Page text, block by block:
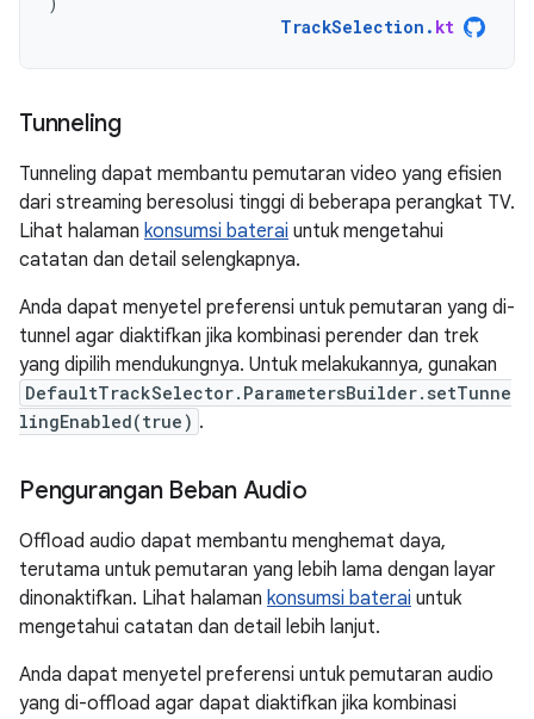
TrackSelection . kt
Tunneling
Tunneling dapat membantu pemutaran video yang efisien
dari streaming beresolusi tinggi di beberapa perangkat TV.
Lihat halaman konsumsi baterai untuk mengetahui
catatan dan detail selengkapnya.
Anda dapat menyetel preferensi untuk pemutaran yang di-
tunnel agar diaktifkan jika kombinasi perender dan trek
yang dipilih mendukungnya. Untuk melakukannya, gunakan
DefaultTrackSelector.ParametersBuilder.setTunne
lingEnabled(true) .
Pengurangan Beban Audio
Offload audio dapat membantu menghemat daya,
terutama untuk pemutaran yang lebih lama dengan layar
dinonaktifkan. Lihat halaman konsumsi baterai untuk
mengetahui catatan dan detail lebih lanjut.
Anda dapat menyetel preferensi untuk pemutaran audio
yang di-offload agar dapat diaktifkan jika kombinasi